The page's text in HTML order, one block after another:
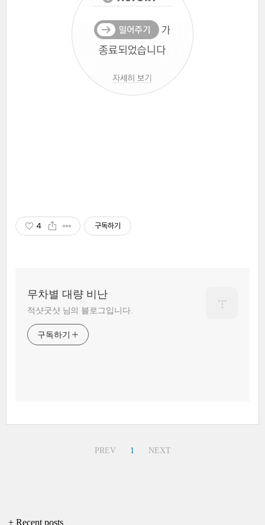
4 구독하기
무차별 대량 비난
적샷굿샷 님의 블로그입니다.
구독하기
PREV 1 NEXT
+ Recent posts